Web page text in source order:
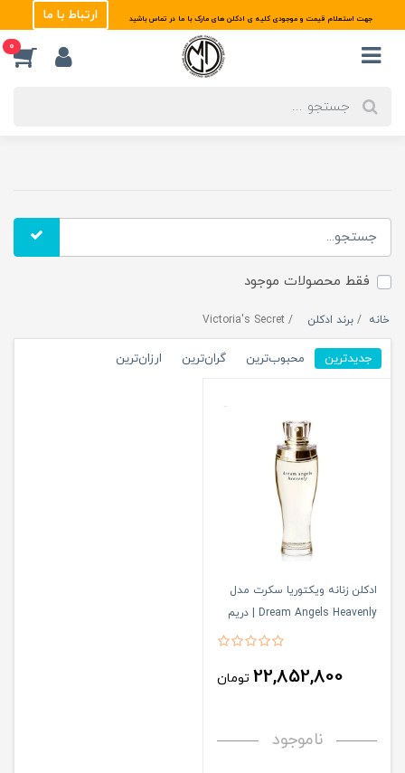
جهت استعلام قیمت و موجودی کلیه ی ادکلن های مارک با ما در تماس باشید ارتباط با ما
0
فقط محصولات موجود
خانه برند ادکلن Victoria's Secret
جدیدترین محبوب‌ترین گران‌ترین ارزان‌ترین
ادکلن زنانه ویکتوریا سکرت مدل
Dream Angels Heavenly | دریم
22,852,800 تومان
ناموجود